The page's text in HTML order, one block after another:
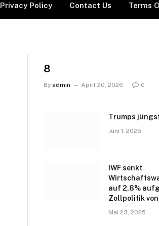
Privacy Policy Contact Us Terms
8
By admin April 20, 2026 0
Trumps
Juni 1, 2025
IWF senkt
auf 2,8%
Zollpolitik
Mai 23, 2025